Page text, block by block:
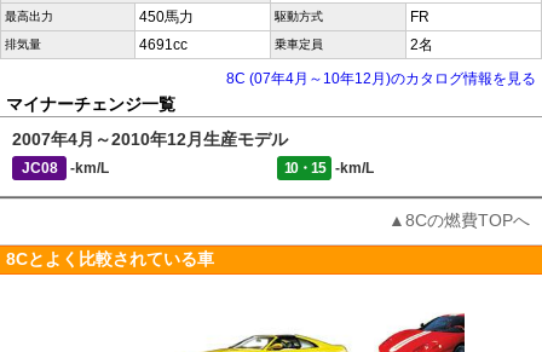
最高出力 450馬力 駆動方式 FR
排気量 4691cc 乗車定員
2名
8C (07年4月～10年12月)のカタログ情報を見る
マイナーチェンジ一覧
2007年4月～2010年12月生産モデル
JC08 -km/L 10・15 -km/L
▲8Cの燃費TOPへ
8Cとよく比較されている車